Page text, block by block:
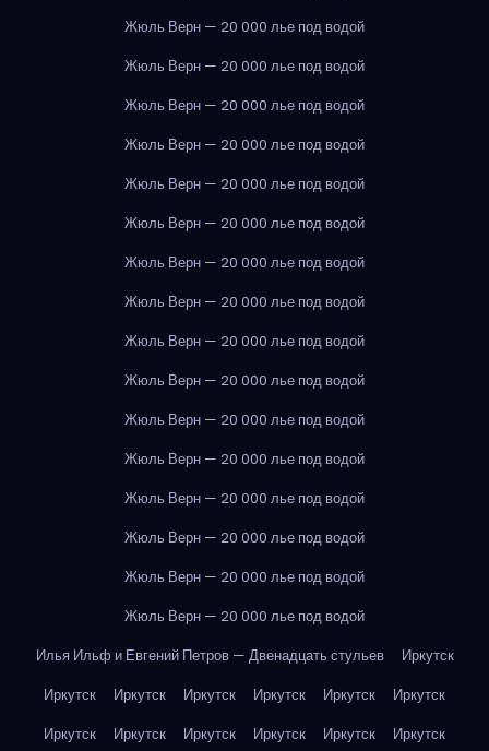
Жюль Верн — 20 000 лье под водой
Жюль Верн — 20 000 лье под водой
Жюль Верн — 20 000 лье под водой
Жюль Верн — 20 000 лье под водой
Жюль Верн — 20 000 лье под водой
Жюль Верн — 20 000 лье под водой
Жюль Верн — 20 000 лье под водой
Жюль Верн — 20 000 лье под водой
Жюль Верн — 20 000 лье под водой
Жюль Верн — 20 000 лье под водой
Жюль Верн — 20 000 лье под водой
Жюль Верн — 20 000 лье под водой
Жюль Верн — 20 000 лье под водой
Жюль Верн — 20 000 лье под водой
Жюль Верн — 20 000 лье под водой
Жюль Верн — 20 000 лье под водой
Илья Ильф и Евгений Петров — Двенадцать стульев
Иркутск
Иркутск
Иркутск Иркутск Иркутск Иркутск
Иркутск
Иркутск
Иркутск Иркутск Иркутск Иркутск
Иркутск